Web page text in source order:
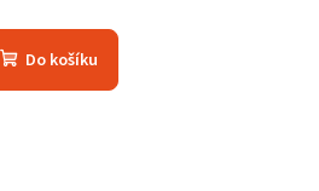
Do košíku